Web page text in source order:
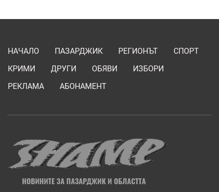
НАЧАЛО ПАЗАРДЖИК РЕГИОНЪТ
СПОРТ
КРИМИ
ДРУГИ ОБЯВИ
ИЗБОРИ
РЕКЛАМА
АБОНАМЕНТ